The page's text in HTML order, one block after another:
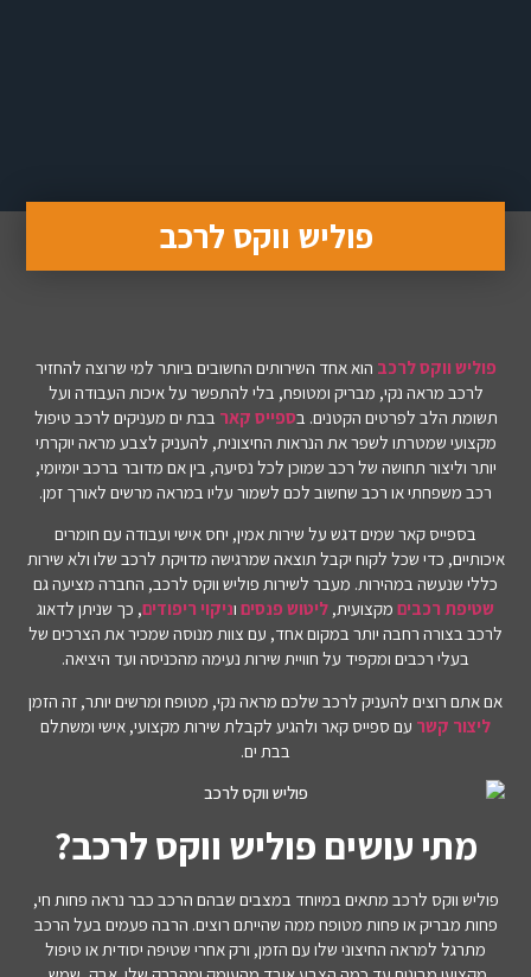
פוליש ווקס לרכב
פוליש ווקס לרכב הוא אחד השירותים החשובים ביותר למי שרוצה להחזיר
לרכב מראה נקי, מבריק ומטופח, בלי להתפשר על איכות העבודה ועל
תשומת הלב לפרטים הקטנים. בספייס קאר בבת ים מעניקים לרכב טיפול
מקצועי שמטרתו לשפר את הנראות החיצונית, להעניק לצבע מראה יוקרתי
יותר וליצור תחושה של רכב שמוכן לכל נסיעה, בין אם מדובר ברכב יומיומי,
רכב משפחתי או רכב שחשוב לכם לשמור עליו במראה מרשים לאורך זמן.
בספייס קאר שמים דגש על שירות אמין, יחס אישי ועבודה עם חומרים
איכותיים, כדי שכל לקוח יקבל תוצאה שמרגישה מדויקת לרכב שלו ולא שירות
כללי שנעשה במהירות. מעבר לשירות פוליש ווקס לרכב, החברה מציעה גם
שטיפת רכבים מקצועית, ליטוש פנסים וניקוי ריפודים, כך שניתן לדאוג
לרכב בצורה רחבה יותר במקום אחד, עם צוות מנוסה שמכיר את הצרכים של
בעלי רכבים ומקפיד על חוויית שירות נעימה מהכניסה ועד היציאה.
אם אתם רוצים להעניק לרכב שלכם מראה נקי, מטופח ומרשים יותר, זה הזמן
ליצור קשר עם ספייס קאר ולהגיע לקבלת שירות מקצועי, אישי ומשתלם
בבת ים.
מתי עושים פוליש ווקס לרכב?
פוליש ווקס לרכב מתאים במיוחד במצבים שבהם הרכב כבר נראה פחות חי,
פחות מבריק או פחות מטופח ממה שהייתם רוצים. הרבה פעמים בעל הרכב
מתרגל למראה החיצוני שלו עם הזמן, ורק אחרי שטיפה יסודית או טיפול